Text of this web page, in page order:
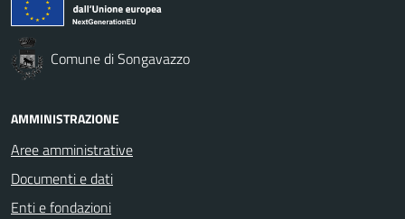
Comune di Songavazzo
AMMINISTRAZIONE
Aree amministrative
Documenti e dati
Enti e fondazioni